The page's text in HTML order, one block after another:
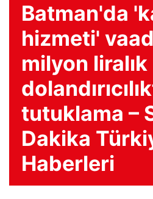
Batman'da
hizmeti'
milyon liralık
tutuklama –
Dakika
Haberleri